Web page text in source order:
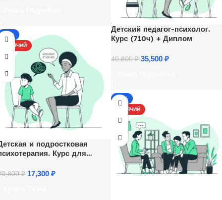
Детский педагог-психолог.
Курс (710ч) + Диплом
40,800₽ 35,500 ₽
-17%
ГОРЯЧИЙ
и подростковая
Курс для
₽ 17,300 ₽
-17%
ГОРЯЧИЙ